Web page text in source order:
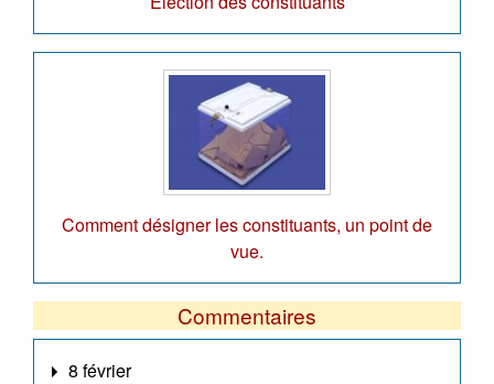
Comment désigner les constituants, un point de
vue.
Commentaires
8 février